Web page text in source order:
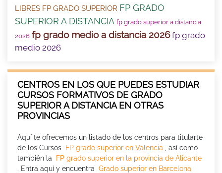
LIBRES FP GRADO SUPERIOR FP GRADO
SUPERIOR A DISTANCIA fp grado superior a distancia
2026 fp grado medio a distancia 2026 fp grado
medio 2026
CENTROS EN LOS QUE PUEDES ESTUDIAR
CURSOS FORMATIVOS DE GRADO
SUPERIOR A DISTANCIA EN OTRAS
PROVINCIAS
Aquí te ofrecemos un listado de los centros para titularte
de los Cursos
FP grado superior en Valencia , así como
también la
FP grado superior en la provincia de Alicante
. Entra aquí y encuentra Grado superior en Barcelona